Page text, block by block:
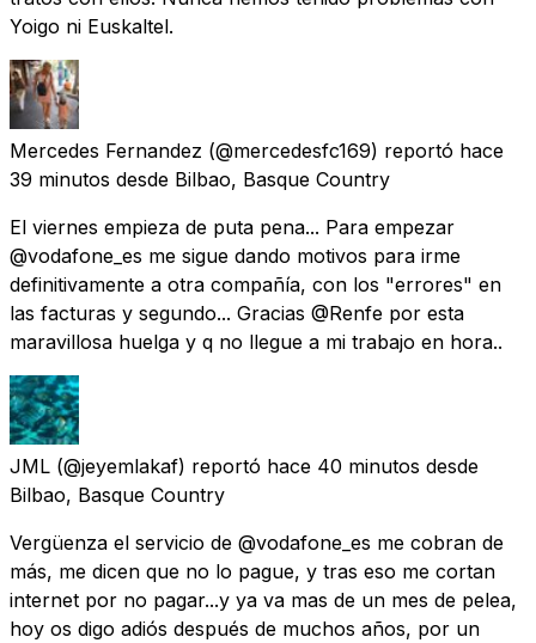
Yoigo ni Euskaltel.
Mercedes Fernandez (@mercedesfc169) reportó hace
39 minutos desde Bilbao, Basque Country
El viernes empieza de puta pena... Para empezar
@vodafone_es me sigue dando motivos para irme
definitivamente a otra compañía, con los "errores" en
las facturas y segundo... Gracias @Renfe por esta
maravillosa huelga y q no llegue a mi trabajo en hora..
JML (@jeyemlakaf) reportó hace 40 minutos desde
Bilbao, Basque Country
Vergüenza el servicio de @vodafone_es me cobran de
más, me dicen que no lo pague, y tras eso me cortan
internet por no pagar...y ya va mas de un mes de pelea,
hoy os digo adiós después de muchos años, por un